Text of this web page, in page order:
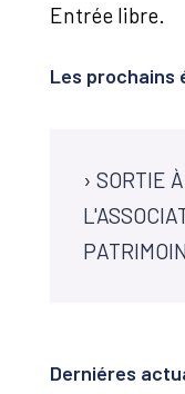
Entrée libre.
Les prochains
› SORTIE
Derniéres